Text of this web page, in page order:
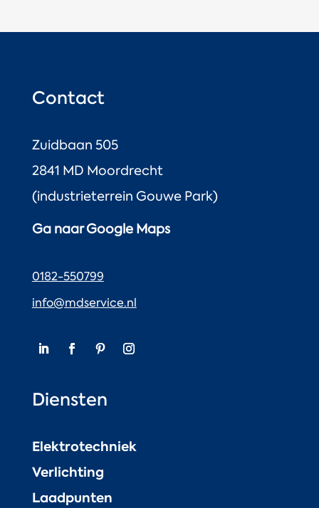
Contact
Zuidbaan 505
2841 MD Moordrecht
(industrieterrein Gouwe Park)
Ga naar Google Maps
0182-550799
info@mdservice.nl
Diensten
Elektrotechniek
Verlichting
Laadpunten